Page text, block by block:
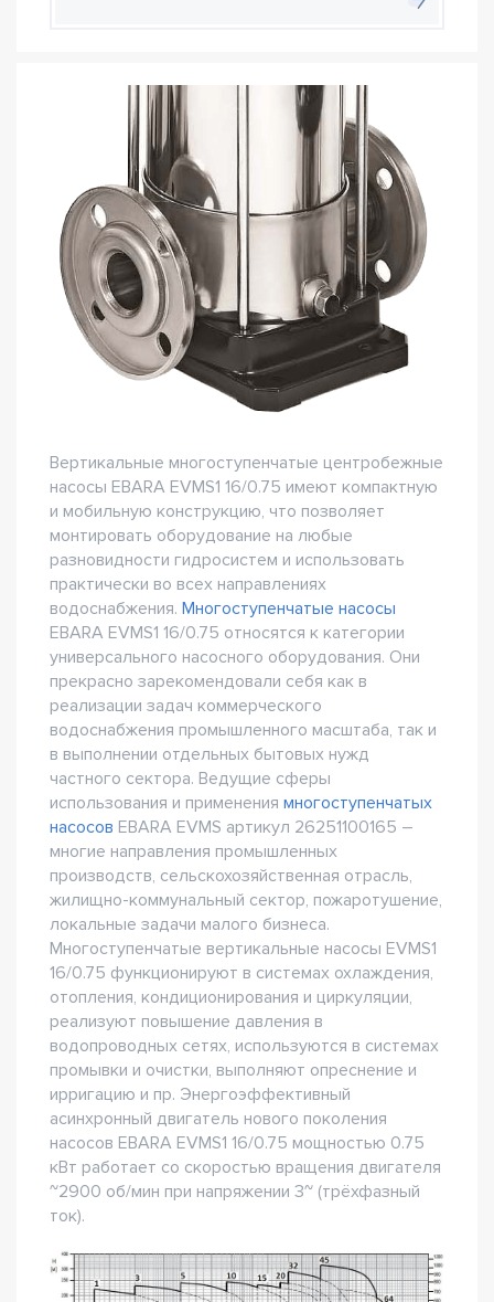
Вертикальные многоступенчатые центробежные
насосы EBARA EVMS1 16/0.75 имеют компактную
и мобильную конструкцию, что позволяет
монтировать оборудование на любые
разновидности гидросистем и использовать
практически во всех направлениях
водоснабжения. Многоступенчатые насосы
EBARA EVMS1 16/0.75 относятся к категории
универсального насосного оборудования. Они
прекрасно зарекомендовали себя как в
реализации задач коммерческого
водоснабжения промышленного масштаба, так и
в выполнении отдельных бытовых нужд
частного сектора. Ведущие сферы
использования и применения многоступенчатых
насосов EBARA EVMS артикул 26251100165 –
многие направления промышленных
производств, сельскохозяйственная отрасль,
жилищно-коммунальный сектор, пожаротушение,
локальные задачи малого бизнеса.
Многоступенчатые вертикальные насосы EVMS1
16/0.75 функционируют в системах охлаждения,
отопления, кондиционирования и циркуляции,
реализуют повышение давления в
водопроводных сетях, используются в системах
промывки и очистки, выполняют опреснение и
ирригацию и пр. Энергоэффективный
асинхронный двигатель нового поколения
насосов EBARA EVMS1 16/0.75 мощностью 0.75
кВт работает со скоростью вращения двигателя
~2900 об/мин при напряжении 3~ (трёхфазный
ток).